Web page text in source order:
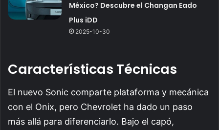
México? Descubre el Changan Eado
Plus iDD
2025-10-30
Características Técnicas
El nuevo Sonic comparte plataforma y mecánica
con el Onix, pero Chevrolet ha dado un paso
más allá para diferenciarlo. Bajo el capó,